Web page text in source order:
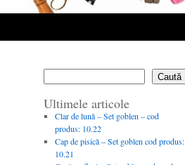
Caută
Ultimele articole
Clar de lună – Set goblen – cod
produs: 10.22
Cap de pisică – Set goblen cod produs:
10.21